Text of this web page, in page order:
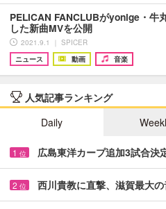
PELICAN FANCLUBがyonige・牛
した新曲MVを公開
2021.9.1 ｜ SPICER
ニュース
動画 音楽
人気記事ランキング
Daily
1 位 広島東洋カープ追加3試合
2 位 西川貴教に直撃、滋賀最大